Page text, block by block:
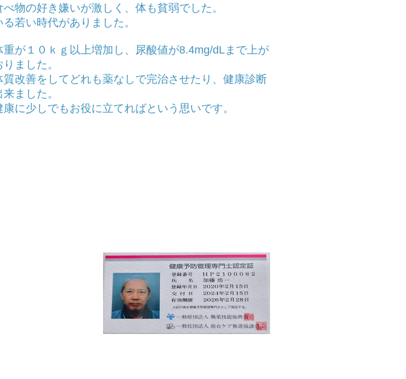
物の好き嫌いが激しく、体も貧弱でした。
若い時代がありました。
が１０ｋｇ以上増加し、尿酸値が8.4mg/dLまで上が
ました。
改善をしてどれも薬なしで完治させたり、健康診断
ました。
に少しでもお役に立てればという思いです。